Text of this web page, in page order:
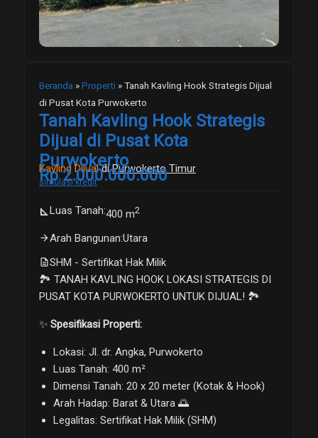
Beranda »Properti »Tanah Kavling Hook Strategis Dijual
di Pusat Kota Purwokerto
Tanah Kavling Hook Strategis
Dijual di Pusat Kota
Purwokerto
Kavling Dijual diPurwokerto Timur
Rp 2.000.000.000
simulasi kredit
square_footLuas Tanah:400 m2
arrow_forwardArah Bangunan:Utara
descriptionSHM - Sertifikat Hak Milik
🏞️ TANAH KAVLING HOOK LOKASI STRATEGIS DI
PUSAT KOTA PURWOKERTO UNTUK DIJUAL! 🏞️
✨ Spesifikasi Properti:
Lokasi: Jl. dr. Angka, Purwokerto
Luas Tanah: 400 m²
Dimensi Tanah: 20 x 20 meter (Kotak & Hook)
Arah Hadap: Barat & Utara 🌅
Legalitas: Sertifikat Hak Milik (SHM)